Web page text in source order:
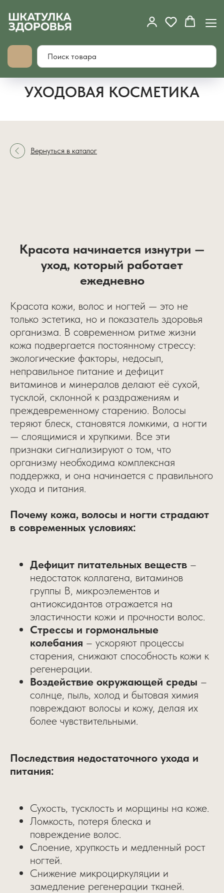
УХОДОВАЯ КОСМЕТИКА
Вернуться в каталог
Красота начинается изнутри —
уход, который работает
ежедневно
Красота кожи, волос и ногтей — это не
только эстетика, но и показатель здоровья
организма. В современном ритме жизни
кожа подвергается постоянному стрессу:
экологические факторы, недосып,
неправильное питание и дефицит
витаминов и минералов делают её сухой,
тусклой, склонной к раздражениям и
преждевременному старению. Волосы
теряют блеск, становятся ломкими, а ногти
— слоящимися и хрупкими. Все эти
признаки сигнализируют о том, что
организму необходима комплексная
поддержка, и она начинается с правильного
ухода и питания.
Почему кожа, волосы и ногти страдают
в современных условиях:
Дефицит питательных веществ –
недостаток коллагена, витаминов
группы B, микроэлементов и
антиоксидантов отражается на
эластичности кожи и прочности волос.
Стрессы и гормональные
колебания – ускоряют процессы
старения, снижают способность кожи к
регенерации.
Воздействие окружающей среды –
солнце, пыль, холод и бытовая химия
повреждают волосы и кожу, делая их
более чувствительными.
Последствия недостаточного ухода и
питания:
Сухость, тусклость и морщины на коже.
Ломкость, потеря блеска и
повреждение волос.
Слоение, хрупкость и медленный рост
ногтей.
Снижение микроциркуляции и
замедление регенерации тканей.